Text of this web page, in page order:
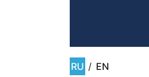
RU / EN